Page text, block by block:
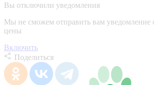
Вы отключили уведомления
Мы не сможем отправить вам уведомление
цены
Включить
Поделиться